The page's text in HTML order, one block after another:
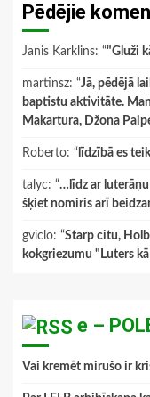
Pēdējie
Janis Karklins: “"Gluži
martinsz: “Jā, pēdējā
baptistu aktivitāte.
Makartura, Džona
Roberto: “ līdzībā es
talyc: “…līdz ar luterāņu
šķiet nomiris arī
gviclo: “Starp citu,
kokgriezumu "Luters
e –
Vai kremēt mirušo ir